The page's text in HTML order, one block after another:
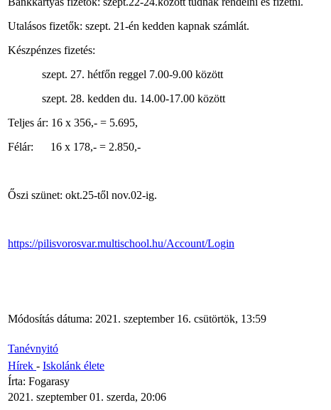
Utalásos fizetők: szept. 21-én kedden kapnak számlát.
Készpénzes fizetés:
szept. 27. hétfőn reggel 7.00-9.00 között
szept. 28. kedden du. 14.00-17.00 között
Teljes ár: 16 x 356,- = 5.695,
Félár: 16 x 178,- = 2.850,-
Őszi szünet: okt.25-től nov.02-ig.
https://pilisvorosvar.multischool.hu/Account/Login
Módosítás dátuma: 2021. szeptember 16. csütörtök, 13:59
Tanévnyitó
Hírek - Iskolánk élete
Írta: Fogarasy
2021. szeptember 01. szerda, 20:06